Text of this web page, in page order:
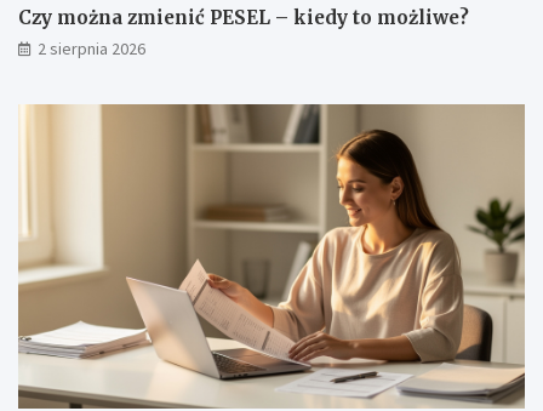
Czy można zmienić PESEL – kiedy to możliwe?
2 sierpnia 2026